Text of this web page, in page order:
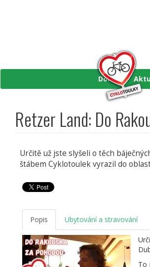
Domů
Retzer Land: Do
Určitě už jste slyšeli o těch
štábem Cyklotoulek vyrazil do
Popis Ubytování a stravování
To